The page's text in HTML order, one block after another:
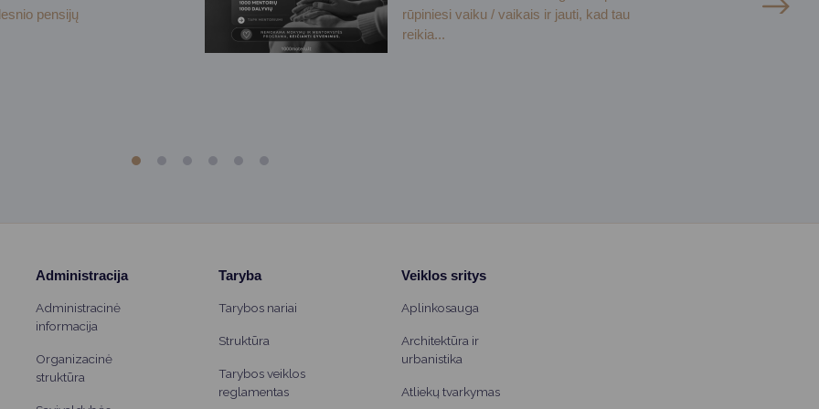
pensijų
rūpiniesi vaiku / vaikais ir jauti, kad tau
reikia...
Administracija
Administracinė
informacija
Organizacinė
struktūra
Taryba
Tarybos nariai
Struktūra
Tarybos veiklos
reglamentas
Veiklos sritys
Aplinkosauga
Architektūra ir
urbanistika
Atliekų tvarkymas